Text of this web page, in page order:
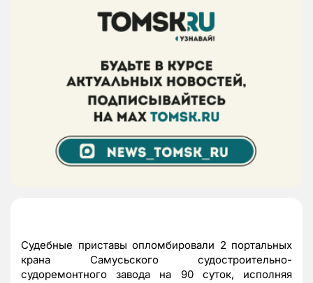
Судебные приставы опломбировали 2 портальных
крана Самусьского судостроительно-
судоремонтного завода на 90 суток, исполняя